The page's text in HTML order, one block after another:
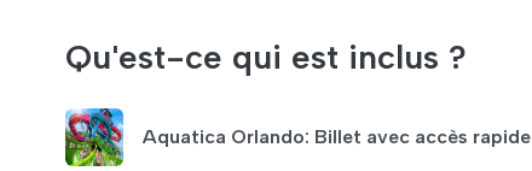
Qu'est-ce qui est inclus ?
Aquatica Orlando: Billet avec accès rapide